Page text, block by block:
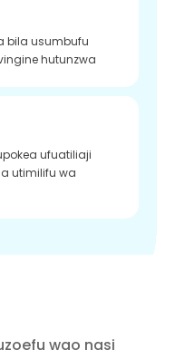
bila usumbufu
hutunzwa
ufuatiliaji
utimilifu wa
wao nasi